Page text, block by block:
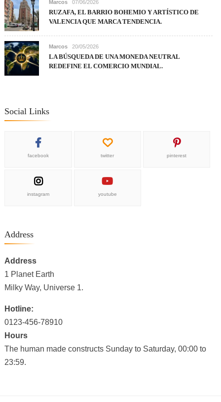
Marcos 07/06/2026
RUZAFA, EL BARRIO BOHEMIO Y ARTÍSTICO DE
VALENCIA QUE MARCA TENDENCIA.
Marcos 20/05/2026
LA BÚSQUEDA DE UNA MONEDA NEUTRAL
REDEFINE EL COMERCIO MUNDIAL.
Social Links
facebook twitter pinterest
instagram youtube
Address
Address
1 Planet Earth
Milky Way, Universe 1.
Hotline:
0123-456-78910
Hours
The human made constructs Sunday to Saturday, 00:00 to
23:59.